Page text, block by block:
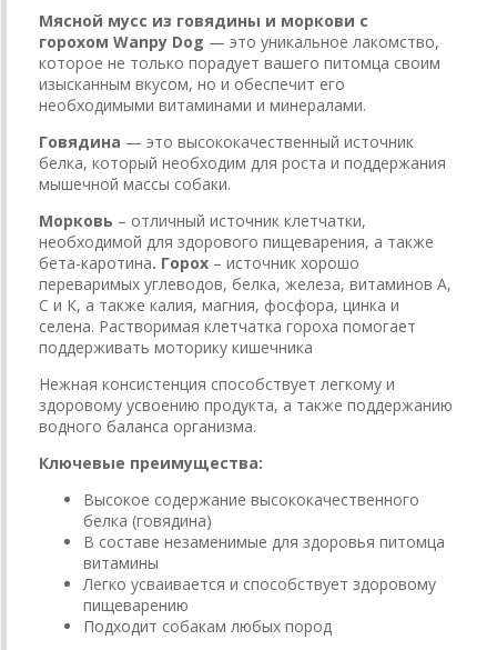
Мясной мусс из говядины и моркови с
горохом Wanpy Dog — это уникальное лакомство,
которое не только порадует вашего питомца своим
изысканным вкусом, но и обеспечит его
необходимыми витаминами и минералами.
Говядина — это высококачественный источник
белка, который необходим для роста и поддержания
мышечной массы собаки.
Морковь – отличный источник клетчатки,
необходимой для здорового пищеварения, а также
бета-каротина. Горох – источник хорошо
переваримых углеводов, белка, железа, витаминов А,
С и К, а также калия, магния, фосфора, цинка и
селена. Растворимая клетчатка гороха помогает
поддерживать моторику кишечника
Нежная консистенция способствует легкому и
здоровому усвоению продукта, а также поддержанию
водного баланса организма.
Ключевые преимущества:
Высокое содержание высококачественного
белка (говядина)
В составе незаменимые для здоровья питомца
витамины
Легко усваивается и способствует здоровому
пищеварению
Подходит собакам любых пород